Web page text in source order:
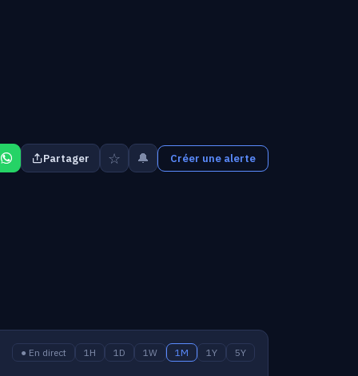
Partager ☆ 🔔 Créer une alerte
● En direct 1H 1D 1W 1M 1Y 5Y